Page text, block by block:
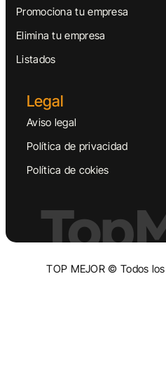
Promociona tu empresa
Elimina tu empresa
Listados
Legal
Aviso legal
Política de privacidad
Política de cokies
TOP MEJOR © Todos